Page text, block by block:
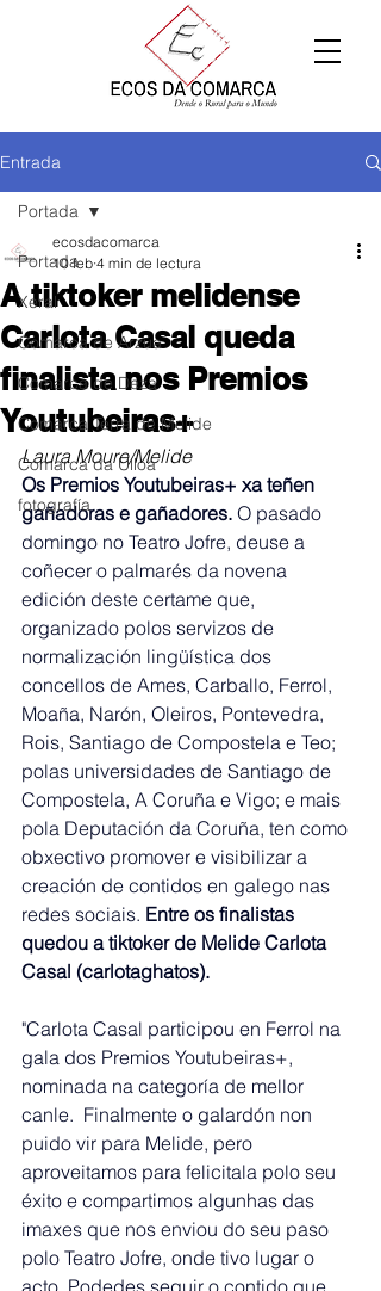
Entrada
Portada
Xeral
Comarca de Arzúa
Comarca de Deza
Comarca Terra de Melide
Comarca da Ulloa
fotografía
Portada
A tiktoker melidense
Carlota Casal queda
finalista nos Premios
Youtubeiras+
ecosdacomarca
10 feb 4 min de lectura
Laura Moure/Melide
Os Premios Youtubeiras+ xa teñen
gañadoras e gañadores. O pasado
domingo no Teatro Jofre, deuse a
coñecer o palmarés da novena
edición deste certame que,
organizado polos servizos de
normalización lingüística dos
concellos de Ames, Carballo, Ferrol,
Moaña, Narón, Oleiros, Pontevedra,
Rois, Santiago de Compostela e Teo;
polas universidades de Santiago de
Compostela, A Coruña e Vigo; e mais
pola Deputación da Coruña, ten como
obxectivo promover e visibilizar a
creación de contidos en galego nas
redes sociais. Entre os finalistas
quedou a tiktoker de Melide Carlota
Casal (carlotaghatos).
"Carlota Casal participou en Ferrol na
gala dos Premios Youtubeiras+,
nominada na categoría de mellor
canle.  Finalmente o galardón non
puido vir para Melide, pero
aproveitamos para felicitala polo seu
éxito e compartimos algunhas das
imaxes que nos enviou do seu paso
polo Teatro Jofre, onde tivo lugar o
acto. Podedes seguir o contido que